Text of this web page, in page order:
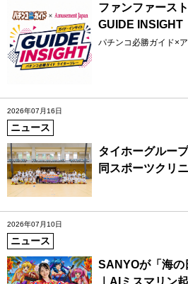
ファンファース
GUIDE INSIGHT
パチンコ必勝ガイド×
2026年07月16日
ニュース
タイホーグルー
同スポーツクリ
2026年07月10日
ニュース
SANYOが「海の
｜AIミスマリン